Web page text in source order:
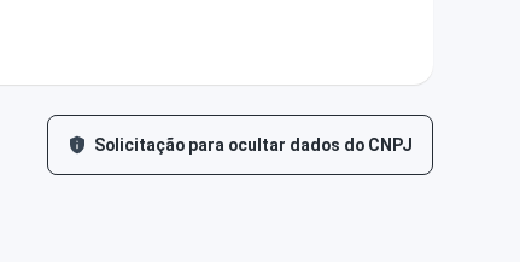
Solicitação para ocultar dados do CNPJ